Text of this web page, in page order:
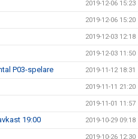
2019-12-06 15:23
2019-12-06 15:20
2019-12-03 12:18
2019-12-03 11:50
P03-spelare 2019-11-12 18:31
2019-11-11 21:20
2019-11-01 11:57
19:00 2019-10-29 09:18
2019-10-26 12:30